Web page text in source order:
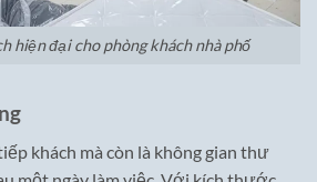
hiện đại cho phòng khách nhà phố
khách mà còn là không gian thư